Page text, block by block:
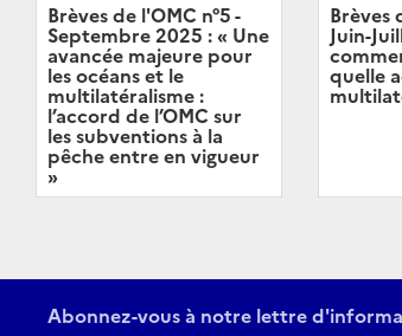
Brèves de l'OMC n°5 -
Septembre 2025 : « Une
avancée majeure pour
les océans et le
multilatéralisme :
l’accord de l’OMC sur
les subventions à la
pêche entre en vigueur
»
Brèves
Juin-
quelle
Abonnez-vous à notre lettre